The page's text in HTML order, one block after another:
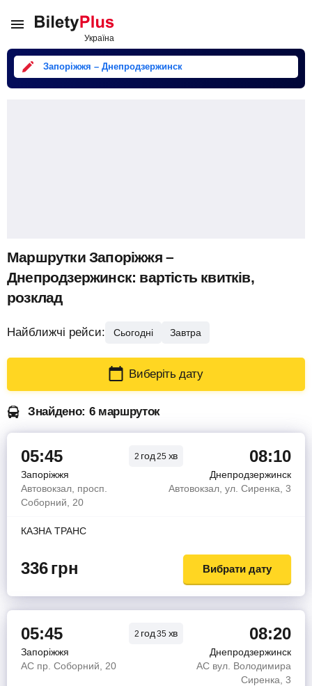
Запоріжжя – Днепродзержинск
Маршрутки Запоріжжя –
Днепродзержинск: вартість квитків,
розклад
Найближчі рейси: Сьогодні Завтра
Виберіть дату
Знайдено: 6 маршруток
05:45 2 год25 хв 08:10
Запоріжжя
Днепродзержинск
Автовокзал, просп.
Соборний, 20
Автовокзал, ул. Сиренка, 3
КАЗНА ТРАНС
336грн Вибрати дату
05:45 2 год35 хв 08:20
Запоріжжя
Днепродзержинск
АС пр. Соборний, 20
АС вул. Володимира
Сиренка, 3